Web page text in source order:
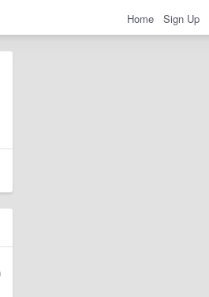
Home Sign Up